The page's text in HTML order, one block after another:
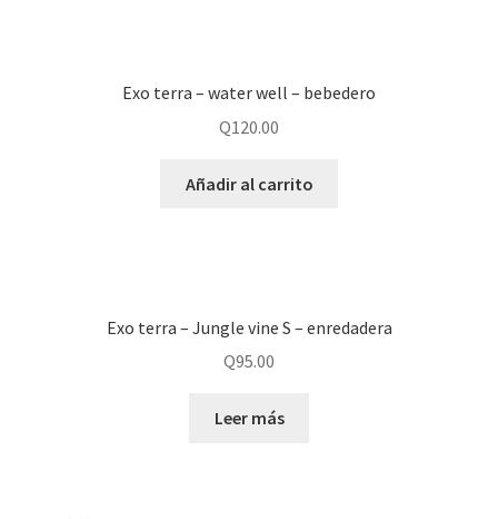
Exo terra – water well – bebedero
Q120.00
Añadir al carrito
Exo terra – Jungle vine S – enredadera
Q95.00
Leer más